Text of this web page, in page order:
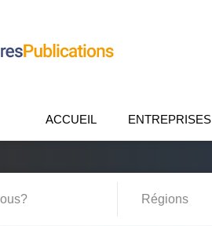
ACCUEIL ENTREPRISES